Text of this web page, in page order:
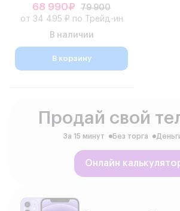
68 990₽
79 900
от 34 495 ₽ по Трейд-ин
В наличии
В корзину
Продай свой
За 15 минут Без торга
Онлайн